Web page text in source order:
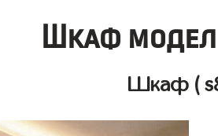
Шкаф
Шкаф (